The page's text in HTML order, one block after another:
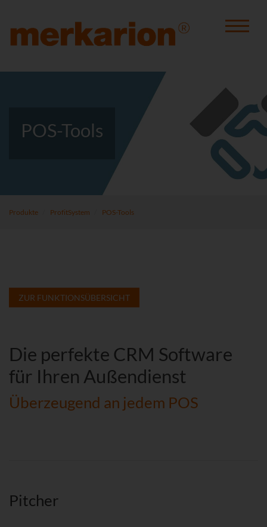
POS-Tools
Produkte ProfitSystem POS-Tools
ZUR FUNKTIONSÜBERSICHT
Die perfekte CRM Software
für Ihren Außendienst
Überzeugend an jedem POS
Pitcher